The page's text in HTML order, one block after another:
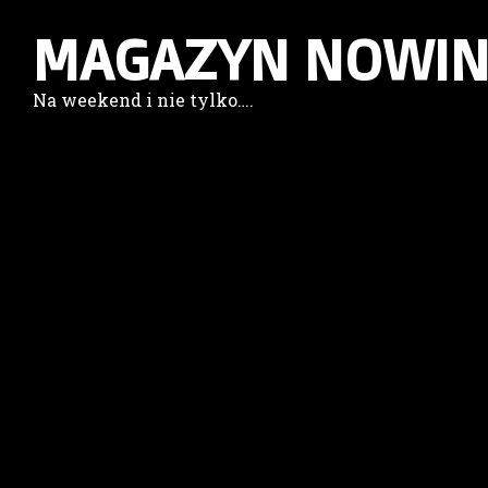
MAGAZYN
Na weekend i nie tylko….